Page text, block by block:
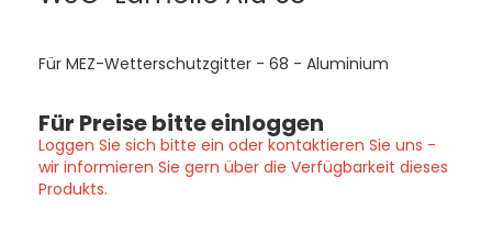
Für MEZ-Wetterschutzgitter - 68 - Aluminium
Für Preise bitte einloggen
Loggen Sie sich bitte ein oder kontaktieren Sie uns -
wir informieren Sie gern über die Verfügbarkeit dieses
Produkts.